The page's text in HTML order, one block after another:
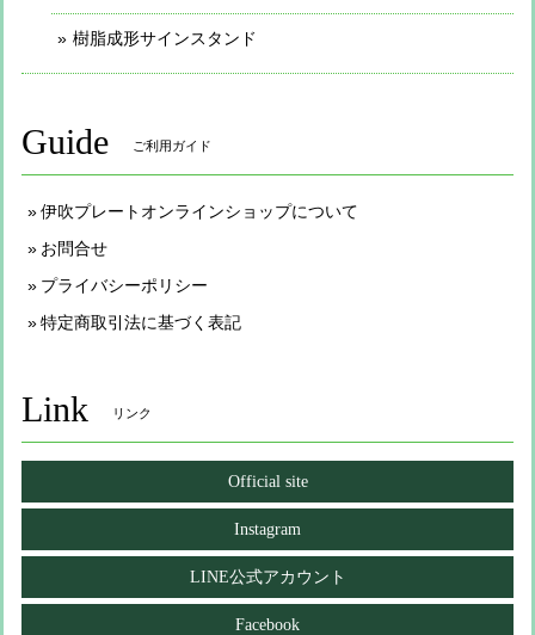
樹脂成形サインスタンド
Guide ご利用ガイド
伊吹プレートオンラインショップについて
お問合せ
プライバシーポリシー
特定商取引法に基づく表記
Link リンク
Official site
Instagram
LINE公式アカウント
Facebook